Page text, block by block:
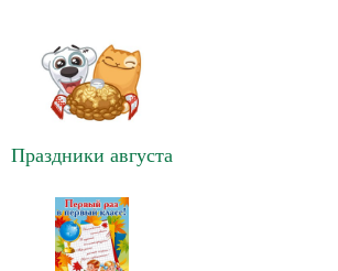
Праздники августа